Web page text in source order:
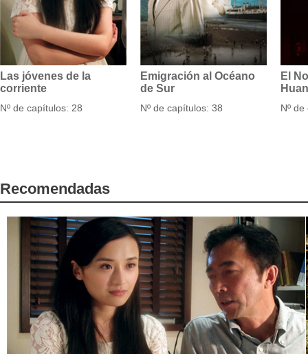
Las jóvenes de la
corriente
Nº de capítulos: 28
Emigración al Océano
de Sur
Nº de capítulos: 38
El
Nº
Recomendadas